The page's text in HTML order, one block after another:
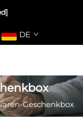
DE
Geschenkbox